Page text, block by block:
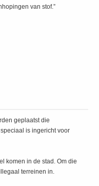
van stof.”
geplaatst die
is ingericht voor
komen in de stad. Om die
terreinen in.